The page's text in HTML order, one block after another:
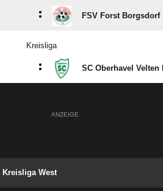
: FSV Forst Borgsdorf
Kreisliga
: SC Oberhavel Velten II
ANZEIGE
Kreisliga West